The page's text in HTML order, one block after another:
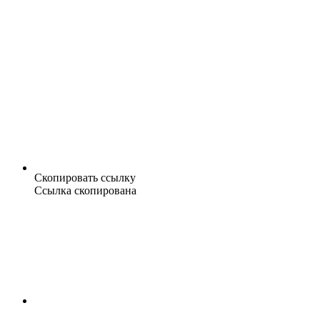
Скопировать ссылку
Ссылка скопирована